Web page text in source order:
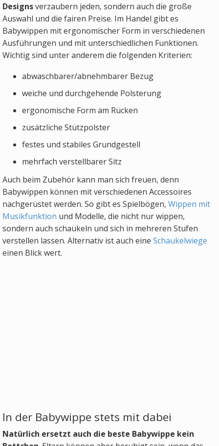
Designsverzaubern jeden, sondern auch die große
Auswahl und die fairen Preise. Im Handel gibt es
Babywippen mit ergonomischer Form in verschiedenen
Ausführungen und mit unterschiedlichen Funktionen.
Wichtig sind unter anderem die folgenden Kriterien:
abwaschbarer/abnehmbarer Bezug
weiche und durchgehende Polsterung
ergonomische Form am Rücken
zusätzliche Stützpolster
festes und stabiles Grundgestell
mehrfach verstellbarer Sitz
Auch beim Zubehör kann man sich freuen, denn
Babywippen können mit verschiedenen Accessoires
nachgerüstet werden. So gibt es Spielbögen, Wippen mit
Musikfunktion und Modelle, die nicht nur wippen,
sondern auch schaukeln und sich in mehreren Stufen
verstellen lassen. Alternativ ist auch eine Schaukelwiege
einen Blick wert.
In der Babywippe stets mit dabei
Natürlich ersetzt auch die beste Babywippe kein